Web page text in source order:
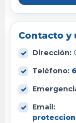
Contacto y
Dirección:
Teléfono:
Email: